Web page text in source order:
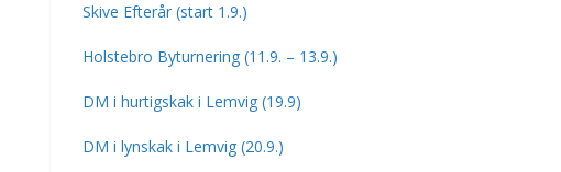
Skive Efterår (start 1.9.)
Holstebro Byturnering (11.9. – 13.9.)
DM i hurtigskak i Lemvig (19.9)
DM i lynskak i Lemvig (20.9.)